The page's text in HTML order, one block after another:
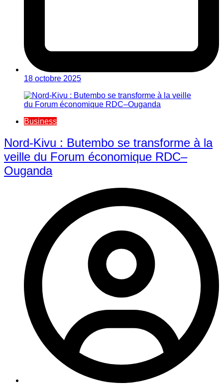
18 octobre 2025
Business
Nord-Kivu : Butembo se transforme à la
veille du Forum économique RDC–
Ouganda